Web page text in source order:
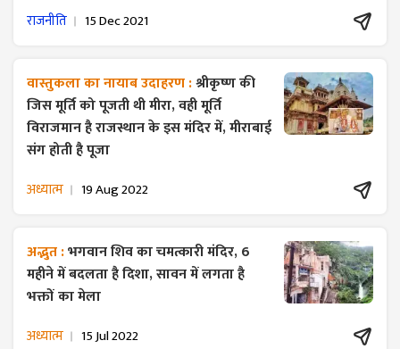
राजनीति 15 Dec 2021
वास्तुकला का नायाब उदाहरण :श्रीकृष्ण की
जिस मूर्ति को पूजती थी मीरा, वही मूर्ति
विराजमान है राजस्थान के इस मंदिर में, मीराबाई
संग होती है पूजा
अध्यात्म 19 Aug 2022
अद्भुत :भगवान शिव का चमत्कारी मंदिर, 6
महीने में बदलता है दिशा, सावन में लगता है
भक्तों का मेला
अध्यात्म 15 Jul 2022